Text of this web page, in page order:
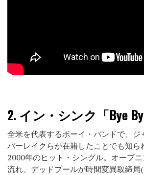
2.イン・シンク「Bye
全米を代表するボーイ・バンドで、ジ
バーレイクらが在籍したことでも知ら
2000年のヒット・シングル。オープ
流れ、デッドプールが時間変異取締局